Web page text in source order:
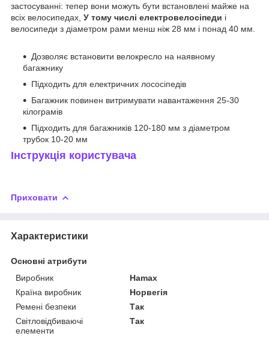
застосуванні: тепер вони можуть бути встановлені майже на
всіх велосипедах, У тому числі електровелосіпеди і
велосипеди з діаметром рами менш ніж 28 мм і понад 40 мм.
Дозволяє встановити велокресло на наявному
багажнику
Підходить для електричних лососіпедів
Багажник повинен витримувати навантаження 25-30
кілограмів
Підходить для багажників 120-180 мм з діаметром
трубок 10-20 мм
Інструкція користувача
Приховати
Характеристики
Основні атрибути
Виробник
Hamax
Країна виробник
Норвегія
Ремені безпеки
Так
Світловідбиваючі
елементи
Так